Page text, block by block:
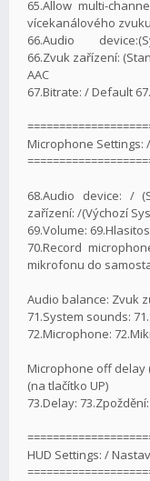
65.Allow multi-
vícekanálového
66.Audio
66.Zvuk zařízení:
AAC
67.Bitrate: / Default
Microphone Settings:
68.Audio device: /
zařízení: /(Výchozí
69.Volume:
70.Record
mikrofonu do
Audio balance: Zvuk
71.System sounds:
72.Microphone:
Microphone off delay
(na tlačítko UP)
73.Delay: 73.Zpoždění:
HUD Settings: /